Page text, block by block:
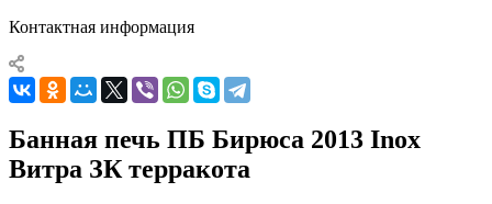
Контактная информация
Банная печь ПБ Бирюса 2013 Inox
Витра ЗК терракота